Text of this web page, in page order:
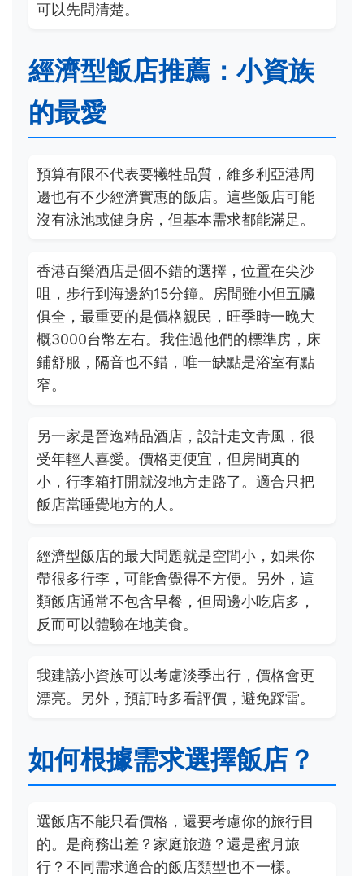
可以先問清楚。
經濟型飯店推薦：小資族
的最愛
預算有限不代表要犧牲品質，維多利亞港周
邊也有不少經濟實惠的飯店。這些飯店可能
沒有泳池或健身房，但基本需求都能滿足。
香港百樂酒店是個不錯的選擇，位置在尖沙
咀，步行到海邊約15分鐘。房間雖小但五臟
俱全，最重要的是價格親民，旺季時一晚大
概3000台幣左右。我住過他們的標準房，床
鋪舒服，隔音也不錯，唯一缺點是浴室有點
窄。
另一家是晉逸精品酒店，設計走文青風，很
受年輕人喜愛。價格更便宜，但房間真的
小，行李箱打開就沒地方走路了。適合只把
飯店當睡覺地方的人。
經濟型飯店的最大問題就是空間小，如果你
帶很多行李，可能會覺得不方便。另外，這
類飯店通常不包含早餐，但周邊小吃店多，
反而可以體驗在地美食。
我建議小資族可以考慮淡季出行，價格會更
漂亮。另外，預訂時多看評價，避免踩雷。
如何根據需求選擇飯店？
選飯店不能只看價格，還要考慮你的旅行目
的。是商務出差？家庭旅遊？還是蜜月旅
行？不同需求適合的飯店類型也不一樣。